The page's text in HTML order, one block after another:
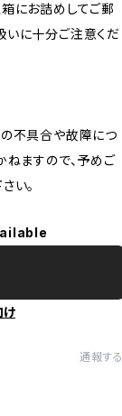
にお詰めしてご郵
いに十分ご注意くだ
の不具合や故障につ
ねますので、予めご
い。
け
通報する